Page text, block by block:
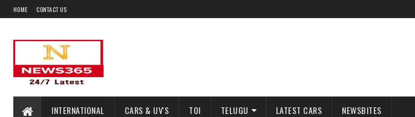
HOME CONTACT US
INTERNATIONAL CARS & UV'S TOI TELUGU LATEST CARS NEWSBITES